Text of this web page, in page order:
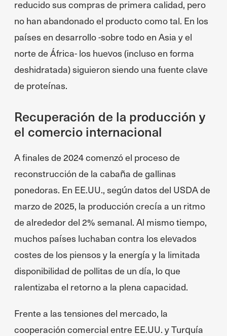
reducido sus compras de primera calidad, pero
no han abandonado el producto como tal. En los
países en desarrollo -sobre todo en Asia y el
norte de África- los huevos (incluso en forma
deshidratada) siguieron siendo una fuente clave
de proteínas.
Recuperación de la producción y
el comercio internacional
A finales de 2024 comenzó el proceso de
reconstrucción de la cabaña de gallinas
ponedoras. En EE.UU., según datos del USDA de
marzo de 2025, la producción crecía a un ritmo
de alrededor del 2% semanal. Al mismo tiempo,
muchos países luchaban contra los elevados
costes de los piensos y la energía y la limitada
disponibilidad de pollitas de un día, lo que
ralentizaba el retorno a la plena capacidad.
Frente a las tensiones del mercado, la
cooperación comercial entre EE.UU. y Turquía